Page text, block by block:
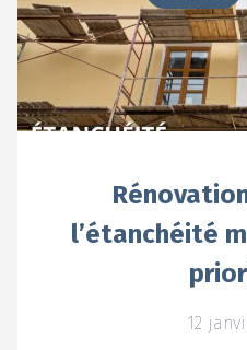
l’étanchéité
12